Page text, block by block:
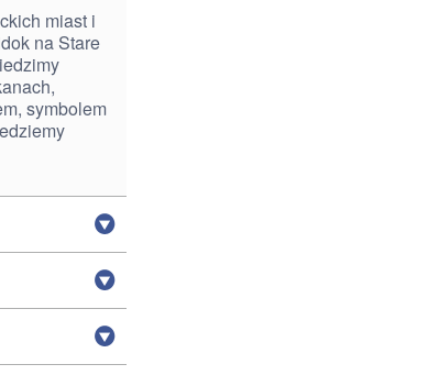
miast i
na Stare
symbolem